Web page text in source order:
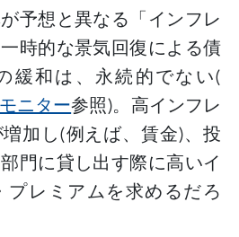
予想と異なる「インフレ
時的な景気回復による債
緩和は、永続的でない(
ニター参照)。高インフレ
加し(例えば、賃金)、投
門に貸し出す際に高いイ
プレミアムを求めるだろ